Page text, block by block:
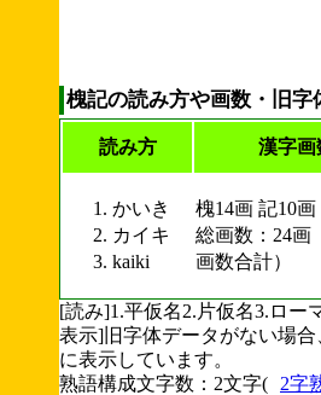
槐記の読み方や画数・旧字
読み方 漢字画
かいき
カイキ
kaiki
槐14画 記10画
総画数：24画
画数合計）
[読み]1.平仮名2.片仮名3.ロー
表示]旧字体データがない場
に表示しています。
熟語構成文字数：2文字(
2字